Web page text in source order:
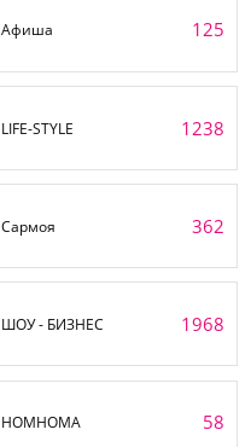
Афиша 125
LIFE-STYLE 1238
Сармоя 362
ШОУ - БИЗНЕС 1968
НОМНОМА 58